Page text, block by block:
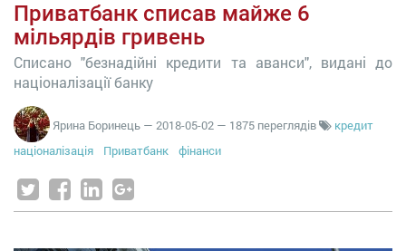
Приватбанк списав майже 6
мільярдів гривень
Списано "безнадійні кредити та аванси", видані до
націоналізації банку
Ярина Боринець — 2018-05-02 — 1875 переглядів
кредит
націоналізація
Приватбанк фінанси